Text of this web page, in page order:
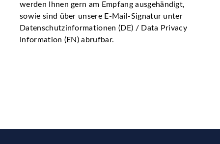
werden Ihnen gern am Empfang ausgehändigt,
sowie sind über unsere E-Mail-Signatur unter
Datenschutzinformationen (DE) / Data Privacy
Information (EN) abrufbar.